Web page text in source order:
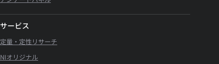
サービス
定量・定性リサーチ
NIオリジナル